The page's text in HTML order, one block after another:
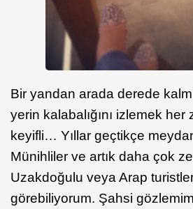
Bir yandan arada derede
yerin kalabalığını izlemek her
keyifli… Yıllar geçtikçe
Münihliler ve artık daha çok
Uzakdoğulu veya Arap
görebiliyorum. Şahsi